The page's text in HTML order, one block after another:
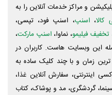
و مراکز خدمات آنلاین را به
کالا، اسنپ، اسنپ فود، تپسی،
تخفیف فیلیمو، نماوا، اسنپ مارکت،
این وبسایت ‌هاست. کاربران در
ترین زمان و با چند کلیک ساده به
اینترنتی، سفارش آنلاین غذا،
گردشگری، مد و پوشاک، کتاب